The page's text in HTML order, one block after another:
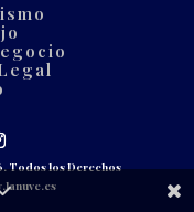
Todos los Derechos